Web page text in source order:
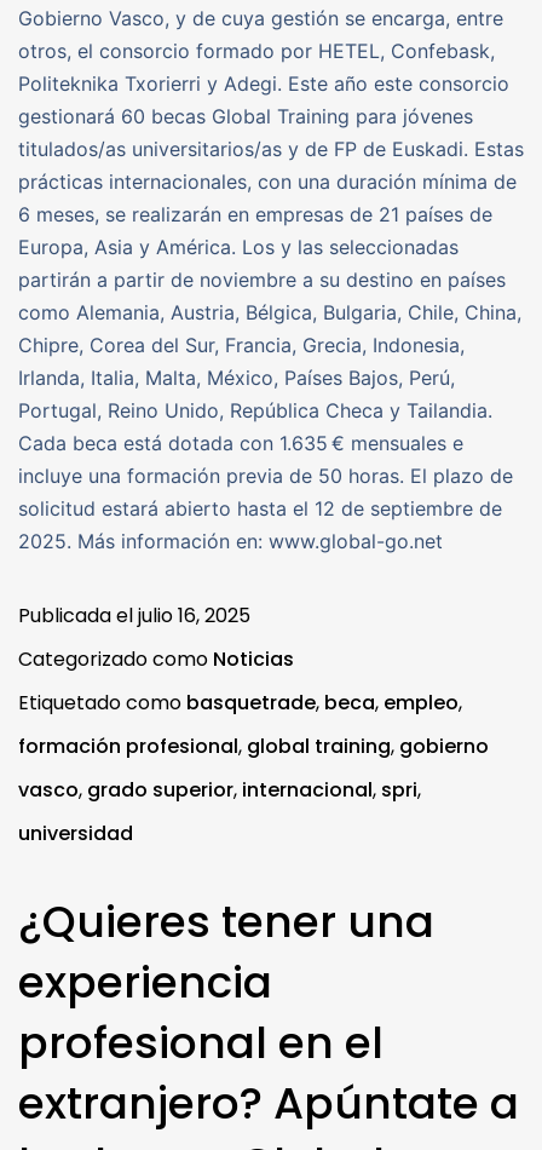
Gobierno Vasco, y de cuya gestión se encarga, entre
otros, el consorcio formado por HETEL, Confebask,
Politeknika Txorierri y Adegi. Este año este consorcio
gestionará 60 becas Global Training para jóvenes
titulados/as universitarios/as y de FP de Euskadi. Estas
prácticas internacionales, con una duración mínima de
6 meses, se realizarán en empresas de 21 países de
Europa, Asia y América. Los y las seleccionadas
partirán a partir de noviembre a su destino en países
como Alemania, Austria, Bélgica, Bulgaria, Chile, China,
Chipre, Corea del Sur, Francia, Grecia, Indonesia,
Irlanda, Italia, Malta, México, Países Bajos, Perú,
Portugal, Reino Unido, República Checa y Tailandia.
Cada beca está dotada con 1.635 € mensuales e
incluye una formación previa de 50 horas. El plazo de
solicitud estará abierto hasta el 12 de septiembre de
2025. Más información en: www.global-go.net
Publicada eljulio 16, 2025
Categorizado como Noticias
Etiquetado como basquetrade, beca, empleo,
formación profesional, global training, gobierno
vasco, grado superior, internacional, spri,
universidad
¿Quieres tener una
experiencia
profesional en el
extranjero? Apúntate a